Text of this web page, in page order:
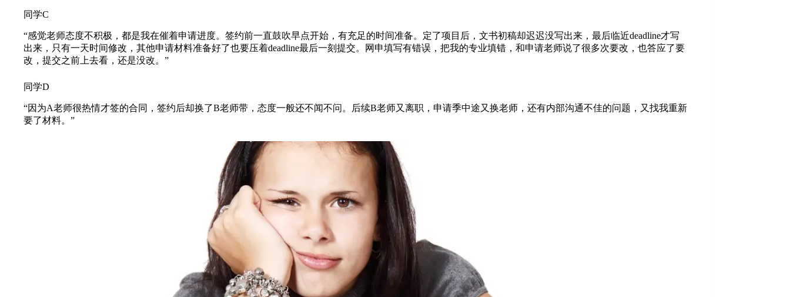
同学C
“感觉老师态度不积极，都是我在催着申请进度。签约前一直鼓吹早点开始，有充足的时间准备。定了项目后，文书初稿却迟迟没写出来，最后临近deadline才写
出来，只有一天时间修改，其他申请材料准备好了也要压着deadline最后一刻提交。网申填写有错误，把我的专业填错，和申请老师说了很多次要改，也答应了要
改，提交之前上去看，还是没改。”
同学D
“因为A老师很热情才签的合同，签约后却换了B老师带，态度一般还不闻不问。后续B老师又离职，申请季中途又换老师，还有内部沟通不佳的问题，又找我重新
要了材料。”